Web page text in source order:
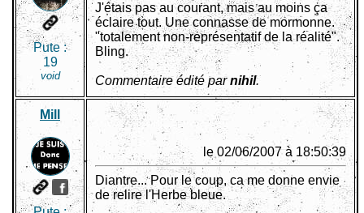
Pute :
19
void
J'étais pas au courant, mais au moins ça
éclaire tout. Une connasse de mormonne.
"totalement non-représentatif de la réalité".
Bling.
Commentaire édité parnihil.
Mill
le 02/06/2007 à 18:50:39
Diantre... Pour le coup, ca me donne envie
de relire l'Herbe bleue.